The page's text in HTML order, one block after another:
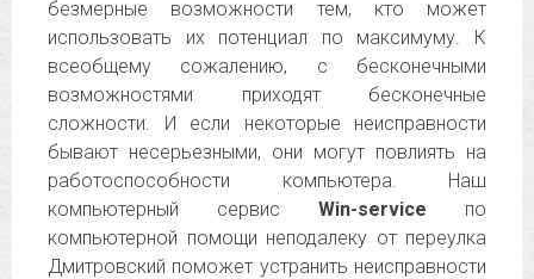
безмерные возможности тем, кто может
использовать их потенциал по максимуму. К
всеобщему сожалению, с бесконечными
возможностями приходят бесконечные
сложности. И если некоторые неисправности
бывают несерьезными, они могут повлиять на
работоспособности компьютера. Наш
компьютерный сервис Win-service по
компьютерной помощи неподалеку от переулка
Дмитровский поможет устранить неисправности